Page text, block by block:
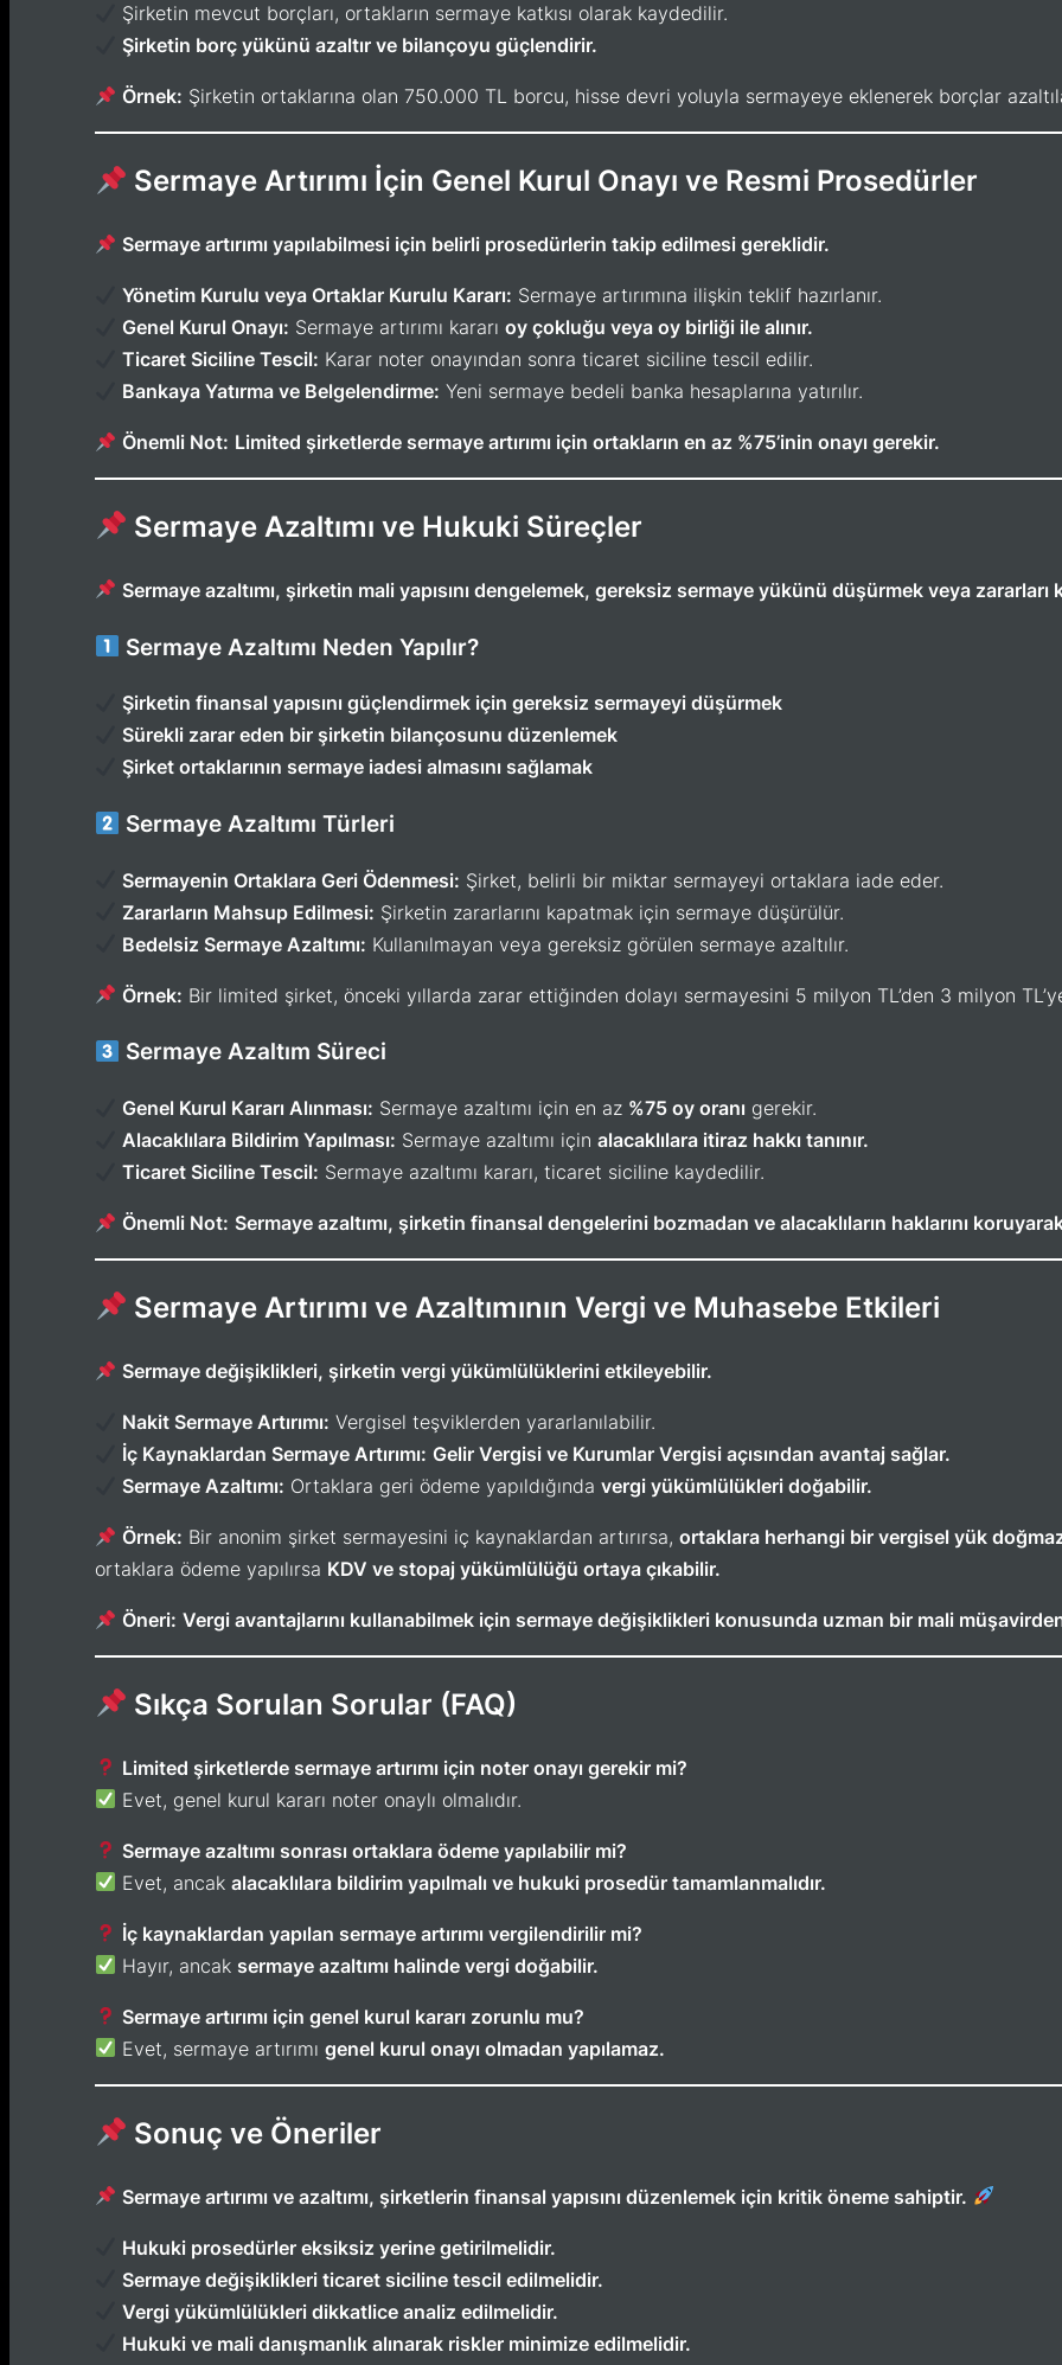
Şirketin mevcut borçları, ortakların sermaye katkısı olarak kaydedilir.
Şirketin borç yükünü azaltır ve bilançoyu güçlendirir.
Örnek: Şirketin ortaklarına olan 750.000 TL borcu, hisse devri yoluyla sermayeye eklenerek borçlar
Sermaye Artırımı İçin Genel Kurul Onayı ve Resmi Prosedürler
Sermaye artırımı yapılabilmesi için belirli prosedürlerin takip edilmesi gereklidir.
Yönetim Kurulu veya Ortaklar Kurulu Kararı: Sermaye artırımına ilişkin teklif hazırlanır.
Genel Kurul Onayı: Sermaye artırımı kararıoy çokluğu veya oy birliği ile alınır.
Ticaret Siciline Tescil: Karar noter onayından sonra ticaret siciline tescil edilir.
Bankaya Yatırma ve Belgelendirme: Yeni sermaye bedeli banka hesaplarına yatırılır.
Önemli Not: Limited şirketlerde sermaye artırımı için ortakların en az %75’inin onayı gerekir.
Sermaye Azaltımı ve Hukuki Süreçler
Sermaye azaltımı, şirketin mali yapısını dengelemek, gereksiz sermaye yükünü düşürmek veya zararları
Sermaye Azaltımı Neden Yapılır?
Şirketin finansal yapısını güçlendirmek için gereksiz sermayeyi düşürmek
Sürekli zarar eden bir şirketin bilançosunu düzenlemek
Şirket ortaklarının sermaye iadesi almasını sağlamak
Sermaye Azaltımı Türleri
Sermayenin Ortaklara Geri Ödenmesi: Şirket, belirli bir miktar sermayeyi ortaklara iade eder.
Zararların Mahsup Edilmesi: Şirketin zararlarını kapatmak için sermaye düşürülür.
Bedelsiz Sermaye Azaltımı: Kullanılmayan veya gereksiz görülen sermaye azaltılır.
Örnek: Bir limited şirket, önceki yıllarda zarar ettiğinden dolayı sermayesini 5 milyon TL’den 3 milyon
Sermaye Azaltım Süreci
Genel Kurul Kararı Alınması: Sermaye azaltımı için en az %75 oy oranı gerekir.
Alacaklılara Bildirim Yapılması: Sermaye azaltımı içinalacaklılara itiraz hakkı tanınır.
Ticaret Siciline Tescil: Sermaye azaltımı kararı, ticaret siciline kaydedilir.
Önemli Not: Sermaye azaltımı, şirketin finansal dengelerini bozmadan ve alacaklıların haklarını koruyarak
Sermaye Artırımı ve Azaltımının Vergi ve Muhasebe Etkileri
Sermaye değişiklikleri, şirketin vergi yükümlülüklerini etkileyebilir.
Nakit Sermaye Artırımı: Vergisel teşviklerden yararlanılabilir.
İç Kaynaklardan Sermaye Artırımı: Gelir Vergisi ve Kurumlar Vergisi açısından avantaj sağlar.
Sermaye Azaltımı: Ortaklara geri ödeme yapıldığındavergi yükümlülükleri doğabilir.
Örnek: Bir anonim şirket sermayesini iç kaynaklardan artırırsa,ortaklara herhangi bir vergisel yük
ortaklara ödeme yapılırsa KDV ve stopaj yükümlülüğü ortaya çıkabilir.
Öneri: Vergi avantajlarını kullanabilmek için sermaye değişiklikleri konusunda uzman bir mali müşavirden
Sıkça Sorulan Sorular (FAQ)
Limited şirketlerde sermaye artırımı için noter onayı gerekir mi?
Evet, genel kurul kararı noter onaylı olmalıdır.
Sermaye azaltımı sonrası ortaklara ödeme yapılabilir mi?
Evet, ancakalacaklılara bildirim yapılmalı ve hukuki prosedür tamamlanmalıdır.
İç kaynaklardan yapılan sermaye artırımı vergilendirilir mi?
Hayır, ancak sermaye azaltımı halinde vergi doğabilir.
Sermaye artırımı için genel kurul kararı zorunlu mu?
Evet, sermaye artırımıgenel kurul onayı olmadan yapılamaz.
Sonuç ve Öneriler
Sermaye artırımı ve azaltımı, şirketlerin finansal yapısını düzenlemek için kritik öneme sahiptir.
Hukuki prosedürler eksiksiz yerine getirilmelidir.
Sermaye değişiklikleri ticaret siciline tescil edilmelidir.
Vergi yükümlülükleri dikkatlice analiz edilmelidir.
Hukuki ve mali danışmanlık alınarak riskler minimize edilmelidir.